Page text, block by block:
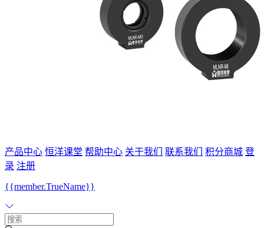
产品中心 恒洋课堂 帮助中心 关于我们 联系我们 积分商城 登
录 注册
{{member.TrueName}}